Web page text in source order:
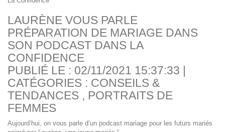
LAURÈNE VOUS PARLE
PRÉPARATION DE MARIAGE DANS
SON PODCAST DANS LA
CONFIDENCE
PUBLIÉ LE : 02/11/2021 15:37:33 |
CATÉGORIES : CONSEILS &
TENDANCES , PORTRAITS DE
FEMMES
Aujourd’hui, on vous parle d’un podcast mariage pour les futurs mariés